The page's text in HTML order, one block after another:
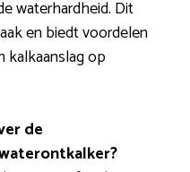
waterhardheid. Dit
en biedt voordelen
kalkaanslag op
de